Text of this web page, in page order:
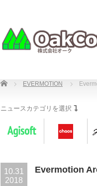
Home EVERMOTION
ニュースカテゴリを選択
10.31
2018
Evermotion